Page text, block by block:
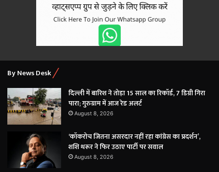
By News Desk
दिल्ली में बारिश ने तोड़ा 15 साल का रिकॉर्ड, 7 डिग्री गिरा
पारा; गुरुग्राम में आज रेड अलर्ट
August 8, 2026
‘कॉकरोच जितना असरदार नहीं रहा कांग्रेस का प्रदर्शन’,
शशि थरूर ने फिर उठाए पार्टी पर सवाल
August 8, 2026